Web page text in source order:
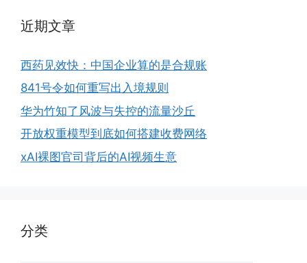
近期文章
西药见效快：中国企业算的是合规账
841号令如何重写出入境规则
华为竹知了风波与失控的流量沙丘
开放权重模型到底如何搭建收费网络
xAI裸图官司背后的AI视频生意
分类